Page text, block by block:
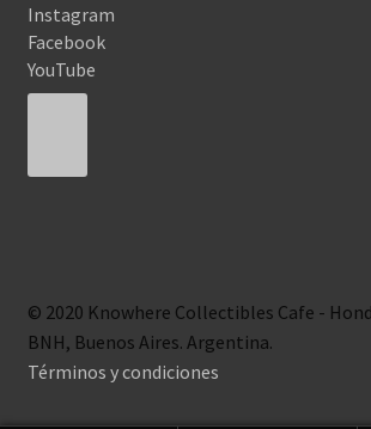
Instagram
Facebook
YouTube
© 2020 Knowhere Collectibles Cafe -
BNH, Buenos Aires. Argentina.
Términos y condiciones